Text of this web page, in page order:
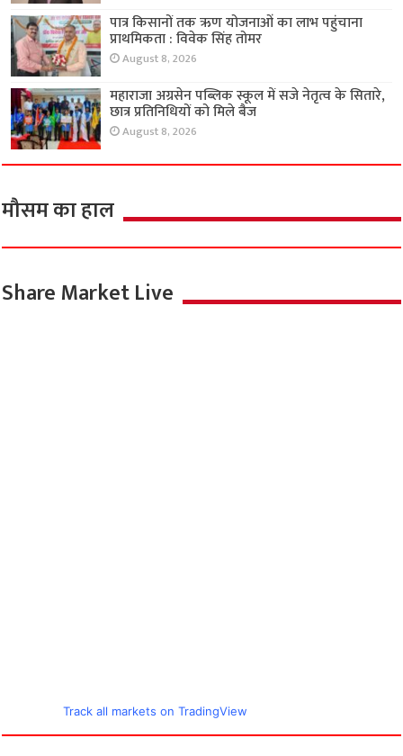
पात्र किसानों तक ऋण योजनाओं का लाभ पहुंचाना
प्राथमिकता : विवेक सिंह तोमर
August 8, 2026
महाराजा अग्रसेन पब्लिक स्कूल में सजे नेतृत्व के सितारे,
छात्र प्रतिनिधियों को मिले बैज
August 8, 2026
मौसम का हाल
Share Market Live
Track all markets on TradingView